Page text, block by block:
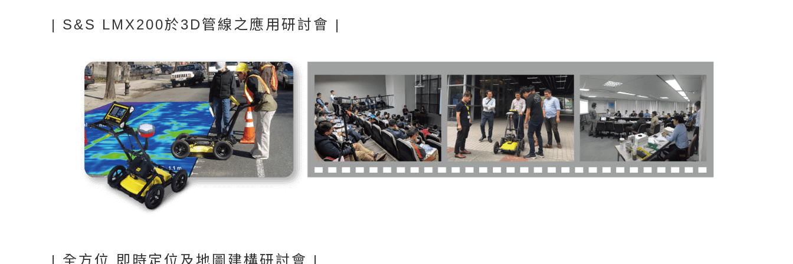
| S&S LMX200於3D管線之應用研討會 |
| 全方位 即時定位及地圖建構研討會 |